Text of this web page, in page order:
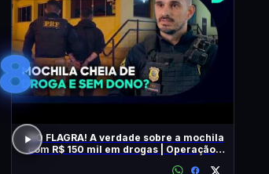
NO FLAGRA! A verdade sobre a mochila
com R$ 150 mil em drogas | Operação